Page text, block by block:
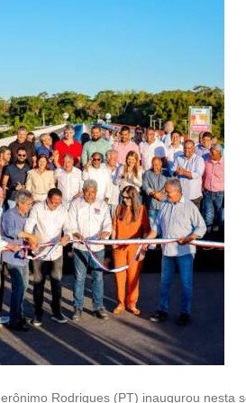
Rodrigues (PT) inaugurou nesta